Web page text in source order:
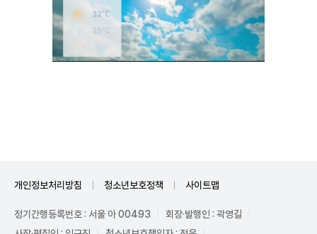
개인정보처리방침 청소년보호정책 사이트맵
정기간행등록번호 : 서울 아 00493
회장·발행인 : 곽영길